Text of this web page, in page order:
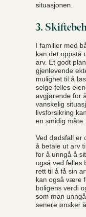
situasjonen.
3.
I familier med
kan det oppstå
arv. Et godt
gjenlevende
mulighet til å
selge felles
avgjørende for
vanskelig
livsforsikring
en smidig måte.
Ved dødsfall er
å betale ut arv
for å unngå å
også ved felles
rett til å få sin
kan også være
boligens verdi
som man
senere ønsker